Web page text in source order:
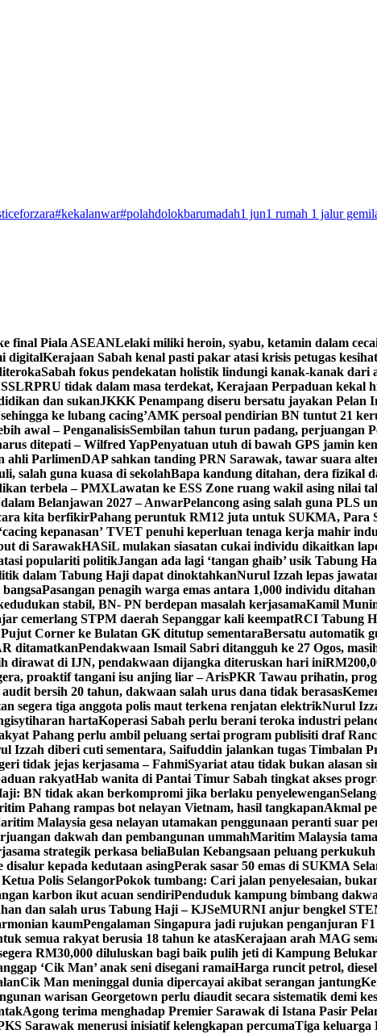
#kekalanwar#polahdolokbarumadah1 jun1 rumah 1 jalur
final Piala ASEANLelaki miliki heroin, syabu, ketamin dalam
digitalKerajaan Sabah kenal pasti pakar atasi krisis petugas
Sabah fokus pendekatan holistik lindungi kanak-kanak dari
PRU tidak dalam masa terdekat, Kerajaan Perpaduan kekal
dan sukanJKKK Penampang diseru bersatu jayakan Pelan
ke lubang cacing’AMK persoal pendirian BN tuntut 21
awal – PenganalisisSembilan tahun turun padang, perjuangan
ditepati – Wilfred YapPenyatuan utuh di bawah GPS jamin
ahli ParlimenDAP sahkan tanding PRN Sarawak, tawar suara
salah guna kuasa di sekolahBapa kandung ditahan, dera fizikal
terbela – PMXLawatan ke ESS Zone ruang wakil asing nilai
Belanjawan 2027 – AnwarPelancong asing salah guna PLS
kita berfikirPahang peruntuk RM12 juta untuk SUKMA, Para
kepanasan’ TVET penuhi keperluan tenaga kerja mahir
di SarawakHASiL mulakan siasatan cukai individu dikaitkan
populariti politikJangan ada lagi ‘tangan ghaib’ usik Tabung
dalam Tabung Haji dapat dinoktahkanNurul Izzah lepas
Pasangan penagih warga emas antara 1,000 individu
stabil, BN- PN berdepan masalah kerjasamaKamil
cemerlang STPM daerah Sepanggar kali keempatRCI Tabung
Corner ke Bulatan GK ditutup sementaraBersatu automatik
ditamatkanPendakwaan Ismail Sabri ditangguh ke 27 Ogos,
dirawat di IJN, pendakwaan dijangka diteruskan hari ini
proaktif tangani isu anjing liar – ArisPKR Tawau prihatin,
bersih 20 tahun, dakwaan salah urus dana tidak berasas
segera tiga anggota polis maut terkena renjatan elektrikNurul
hartaKoperasi Sabah perlu berani teroka industri
Pahang perlu ambil peluang sertai program publisiti draf
Izzah diberi cuti sementara, Saifuddin jalankan tugas Timbalan
tidak jejas kerjasama – FahmiSyariat atau tidak bukan alasan
rakyatHab wanita di Pantai Timur Sabah tingkat akses
BN tidak akan berkompromi jika berlaku penyelewengan
Pahang rampas bot nelayan Vietnam, hasil tangkapanAkmal
Malaysia gesa nelayan utamakan penggunaan peranti suar
dakwah dan pembangunan ummahMaritim Malaysia
strategik perkasa beliaBulan Kebangsaan peluang
kepada kedutaan asingPerak sasar 50 emas di SUKMA
Polis SelangorPokok tumbang: Cari jalan penyelesaian,
karbon ikut acuan sendiriPenduduk kampung bimbang
dan salah urus Tabung Haji – KJSeMURNI anjur bengkel
kaumPengalaman Singapura jadi rujukan penganjuran
semua rakyat berusia 18 tahun ke atasKerajaan arah MAG
RM30,000 diluluskan bagi baik pulih jeti di Kampung Belukar
‘Cik Man’ anak seni disegani ramaiHarga runcit petrol,
Cik Man meninggal dunia dipercayai akibat serangan jantung
warisan Georgetown perlu diaudit secara sistematik demi
Agong terima menghadap Premier Sarawak di Istana Pasir
Sarawak menerusi inisiatif kelengkapan percumaTiga keluarga